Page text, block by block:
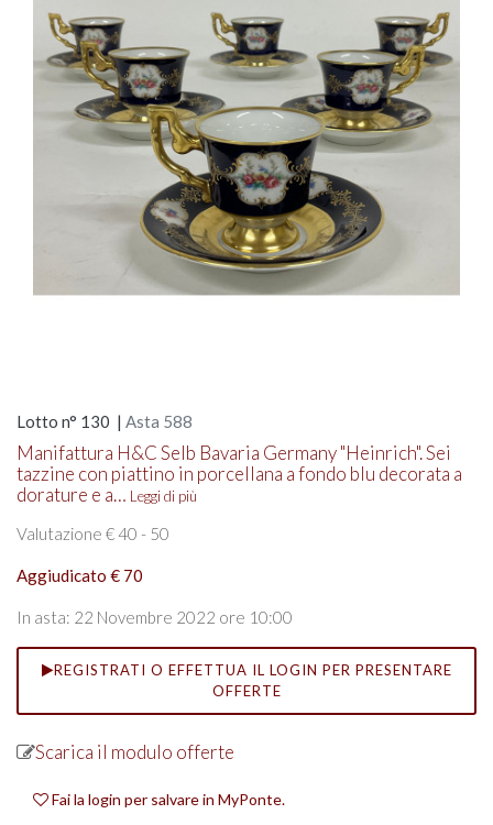
Lotto n° 130 | Asta 588
Manifattura H&C Selb Bavaria Germany "Heinrich". Sei
tazzine con piattino in porcellana a fondo blu decorata a
dorature e a… Leggi di più
Valutazione € 40 - 50
Aggiudicato € 70
In asta: 22 Novembre 2022 ore 10:00
REGISTRATI O EFFETTUA IL LOGIN PER PRESENTARE
OFFERTE
Scarica il modulo offerte
Fai la login per salvare in MyPonte.